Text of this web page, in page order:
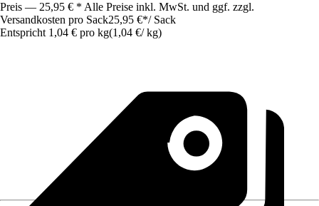
Preis — 25,95 € * Alle Preise inkl. MwSt. und ggf. zzgl.
Versandkosten pro Sack25,95 €*/ Sack
Entspricht 1,04 € pro kg(1,04 €/ kg)